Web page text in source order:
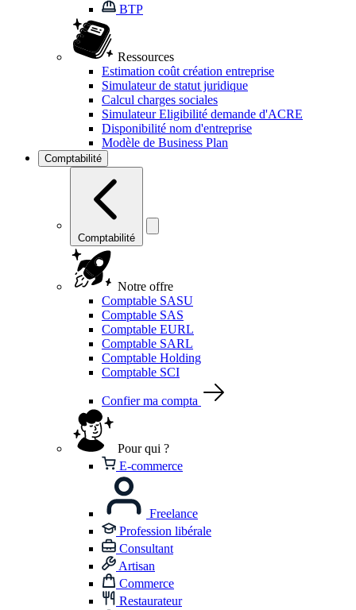
BTP
Ressources
Estimation coût création entreprise
Simulateur de statut juridique
Calcul charges sociales
Simulateur Eligibilité demande d'ACRE
Disponibilité nom d'entreprise
Modèle de Business Plan
Comptabilité
Comptabilité
Notre offre
Comptable SASU
Comptable SAS
Comptable EURL
Comptable SARL
Comptable Holding
Comptable SCI
Confier ma compta
Pour qui ?
E-commerce
Freelance
Profession libérale
Consultant
Artisan
Commerce
Restaurateur